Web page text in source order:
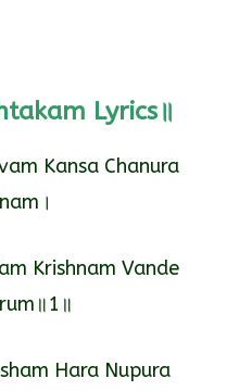
Lyrics॥
Kansa Chanura
Krishnam Vande
Hara Nupura